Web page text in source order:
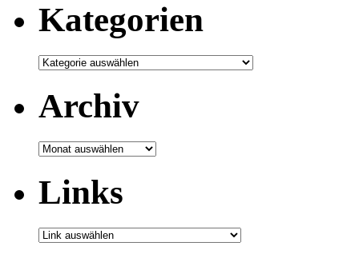
Kategorien
Archiv
Archiv
Links